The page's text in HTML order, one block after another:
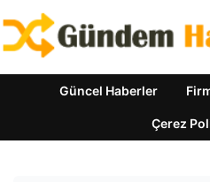
Güncel Haberler
Çerez